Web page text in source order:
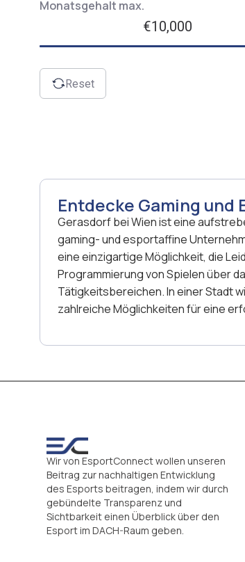
Monatsgehalt max.
€10,000
Reset
Entdecke Gaming und
Gerasdorf bei Wien ist eine
gaming- und esportaffine
eine einzigartige Möglichkeit, die
Programmierung von Spielen über
Tätigkeitsbereichen. In einer Stadt
zahlreiche Möglichkeiten für eine
Wir von EsportConnect wollen unseren
Beitrag zur nachhaltigen Entwicklung
des Esports beitragen, indem wir durch
gebündelte Transparenz und
Sichtbarkeit einen Überblick über den
Esport im DACH-Raum geben.